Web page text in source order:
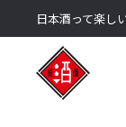
日本酒って楽し